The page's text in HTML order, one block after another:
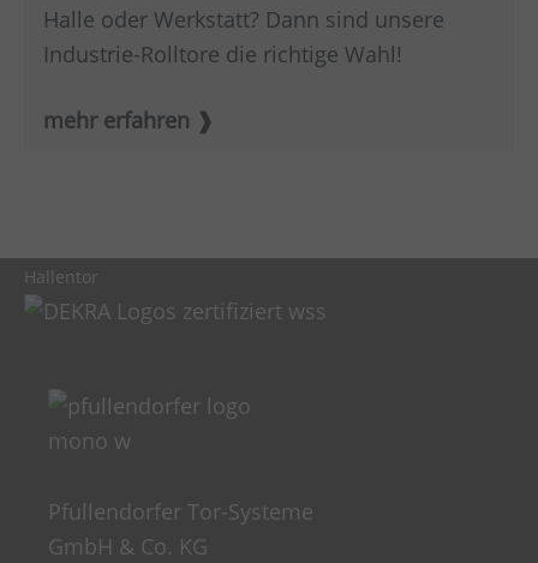
Halle oder Werkstatt? Dann sind unsere
Industrie-Rolltore die richtige Wahl!
mehr erfahren
Hallentor
Pfullendorfer Tor-Systeme
GmbH & Co. KG